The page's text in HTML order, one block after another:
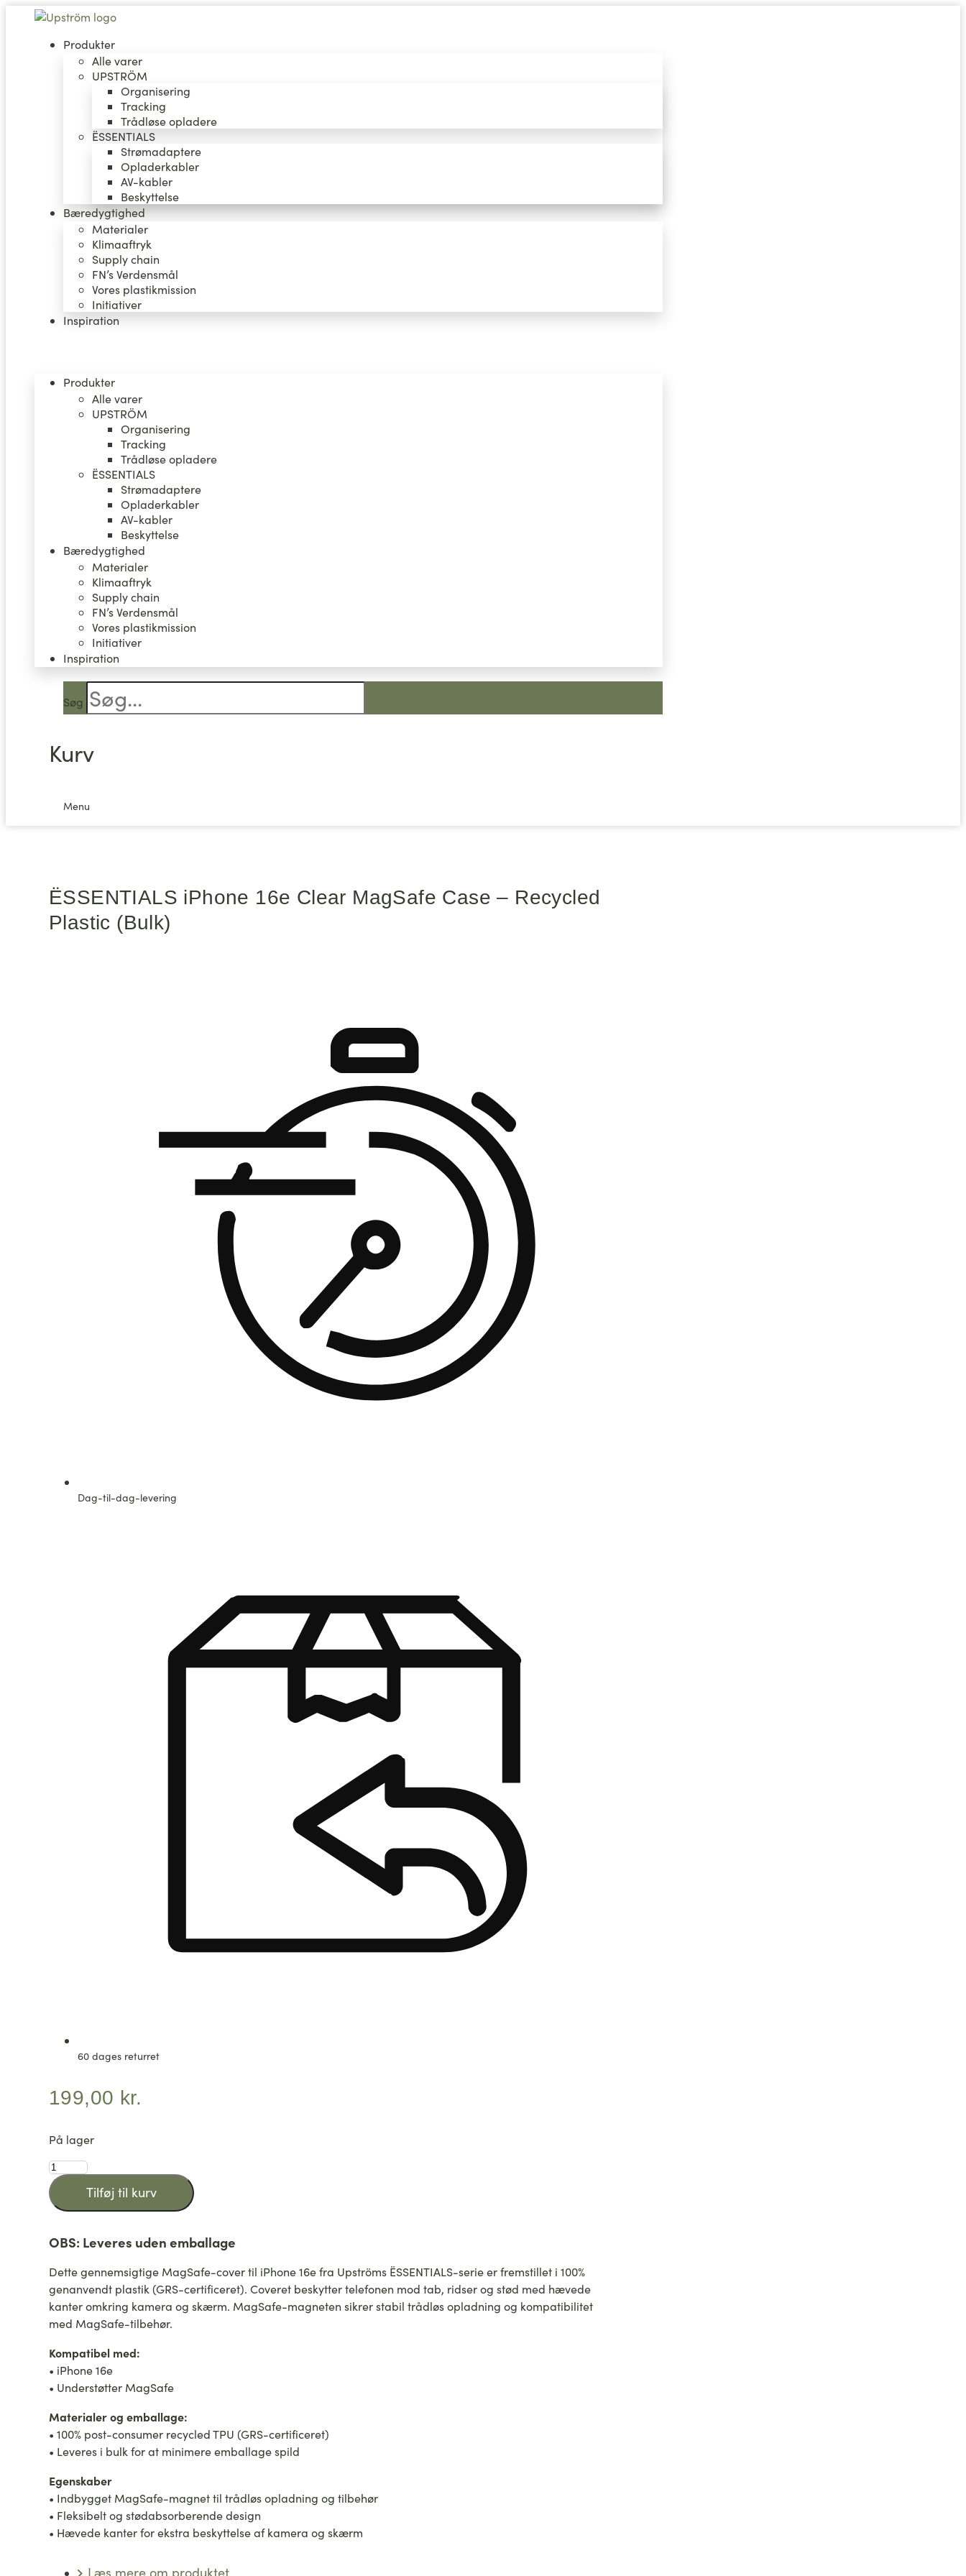
Videre
Produkter
Alle varer
UPSTRÖM
Organisering
Tracking
Trådløse opladere
ËSSENTIALS
Strømadaptere
Opladerkabler
AV-kabler
Beskyttelse
Bæredygtighed
Materialer
Klimaaftryk
Supply chain
FN’s Verdensmål
Vores plastikmission
Initiativer
Inspiration
Produkter
Alle varer
UPSTRÖM
Organisering
Tracking
Trådløse opladere
ËSSENTIALS
Strømadaptere
Opladerkabler
AV-kabler
Beskyttelse
Bæredygtighed
Materialer
Klimaaftryk
Supply chain
FN’s Verdensmål
Vores plastikmission
Initiativer
Inspiration
Søg
Kurv
Menu
ËSSENTIALS iPhone 16e Clear MagSafe Case – Recycled
Plastic (Bulk)
Dag-til-dag-levering
60 dages returret
199,00 kr.
På lager
ËSSENTIALS
iPhone
16e
Clear
Case
Recycled
Plastic
(Bulk)
antal
Tilføj til kurv
OBS: Leveres uden emballage
Dette gennemsigtige MagSafe-cover til iPhone 16e fra Upströms ËSSENTIALS-serie er fremstillet i 100%
genanvendt plastik (GRS-certificeret). Coveret beskytter telefonen mod tab, ridser og stød med hævede
kanter omkring kamera og skærm. MagSafe-magneten sikrer stabil trådløs opladning og kompatibilitet
med MagSafe-tilbehør.
Kompatibel med:
• iPhone 16e
• Understøtter MagSafe
Materialer og emballage:
• 100% post-consumer recycled TPU (GRS-certificeret)
• Leveres i bulk for at minimere emballage spild
Egenskaber
• Indbygget MagSafe-magnet til trådløs opladning og tilbehør
• Fleksibelt og stødabsorberende design
• Hævede kanter for ekstra beskyttelse af kamera og skærm